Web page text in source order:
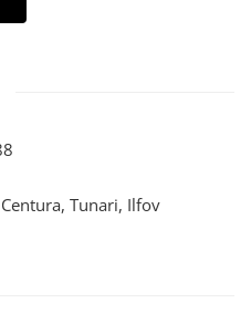
Tunari, Ilfov